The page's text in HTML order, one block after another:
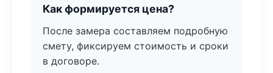
Как формируется цена?
После замера составляем подробную
смету, фиксируем стоимость и сроки
в договоре.